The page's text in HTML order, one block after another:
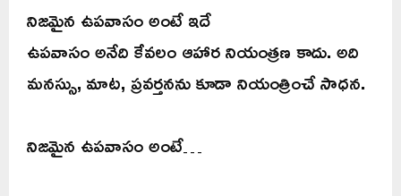
నిజమైన ఉపవాసం అంటే ఇదే
ఉపవాసం అనేది కేవలం ఆహార నియంత్రణ కాదు. అది
మనస్సు, మాట, ప్రవర్తనను కూడా నియంత్రించే సాధన.
నిజమైన ఉపవాసం అంటే…